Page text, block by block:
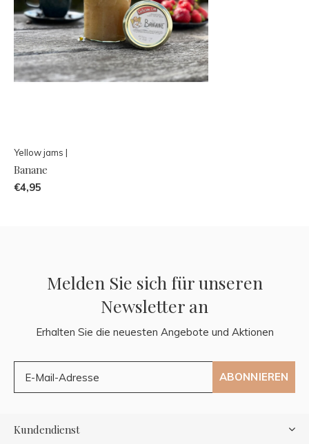
Yellow jams |
Banane
€4,95
Melden Sie sich für unseren
Newsletter an
Erhalten Sie die neuesten Angebote und Aktionen
ABONNIEREN
Kundendienst